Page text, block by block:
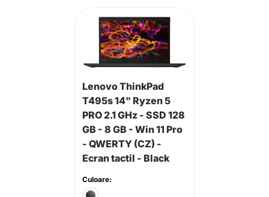
Lenovo ThinkPad
T495s 14" Ryzen 5
PRO 2.1 GHz - SSD 128
GB - 8 GB - Win 11 Pro
- QWERTY (CZ) -
Ecran tactil - Black
Culoare: